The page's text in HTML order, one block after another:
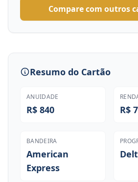
Compare com outros
Resumo do Cartão
ANUIDADE
R$ 840 R$
BANDEIRA
American
Express